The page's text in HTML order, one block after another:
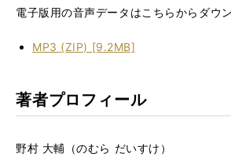
電子版用の音声データはこちらからダウ
MP3 (ZIP) [9.2MB]
著者プロフィール
野村 大輔（のむら だいすけ）